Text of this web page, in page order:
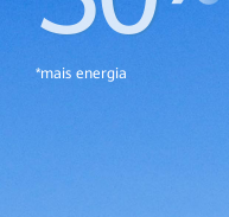
*mais energia